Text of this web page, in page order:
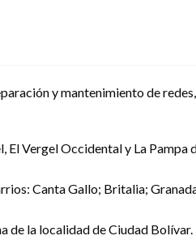
y mantenimiento de
Vergel Occidental y La Pampa
Canta Gallo; Britalia;
la localidad de Ciudad Bolívar.